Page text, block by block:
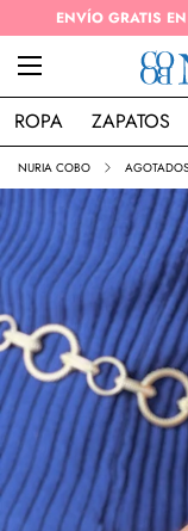
ENVÍO GRATIS
ROPA ZAPATOS
NURIA COBO AGOTADOS